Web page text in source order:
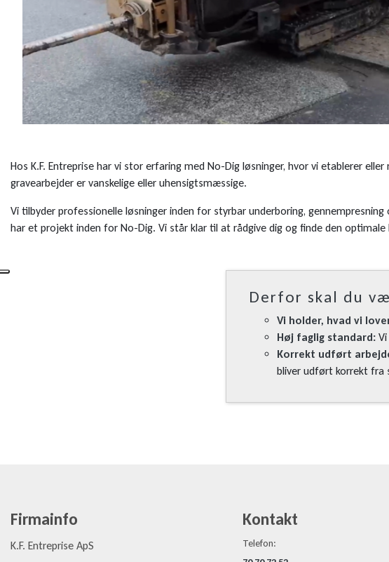
Hos K.F. Entreprise har vi stor erfaring med No-Dig løsninger, hvor vi etablerer
gravearbejder er vanskelige eller uhensigtsmæssige.
Vi tilbyder professionelle løsninger inden for styrbar underboring,
har et projekt inden for No-Dig. Vi står klar til at rådgive dig og finde den
Derfor skal du
Vi holder, hvad vi
Høj faglig standard:
Korrekt udført
bliver udført korrekt fra
Firmainfo
K.F. Entreprise ApS
Kontakt
Telefon: